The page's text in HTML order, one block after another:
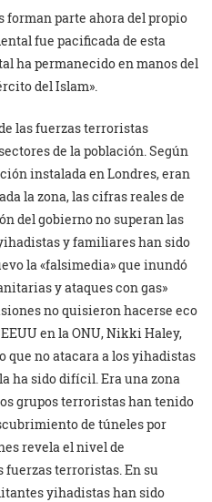
forman parte ahora del propio
fue pacificada de esta
ha permanecido en manos del
del Islam».
las fuerzas terroristas
de la población. Según
instalada en Londres, eran
la zona, las cifras reales de
del gobierno no superan las
y familiares han sido
la «falsimedia» que inundó
y ataques con gas»
no quisieron hacerse eco
en la ONU, Nikki Haley,
no atacara a los yihadistas
ha sido difícil. Era una zona
grupos terroristas han tenido
de túneles por
revela el nivel de
terroristas. En su
yihadistas han sido